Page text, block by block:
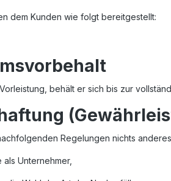
dem Kunden wie folgt bereitgestellt:
behält er sich bis zur
Regelungen nichts
Unternehmer,